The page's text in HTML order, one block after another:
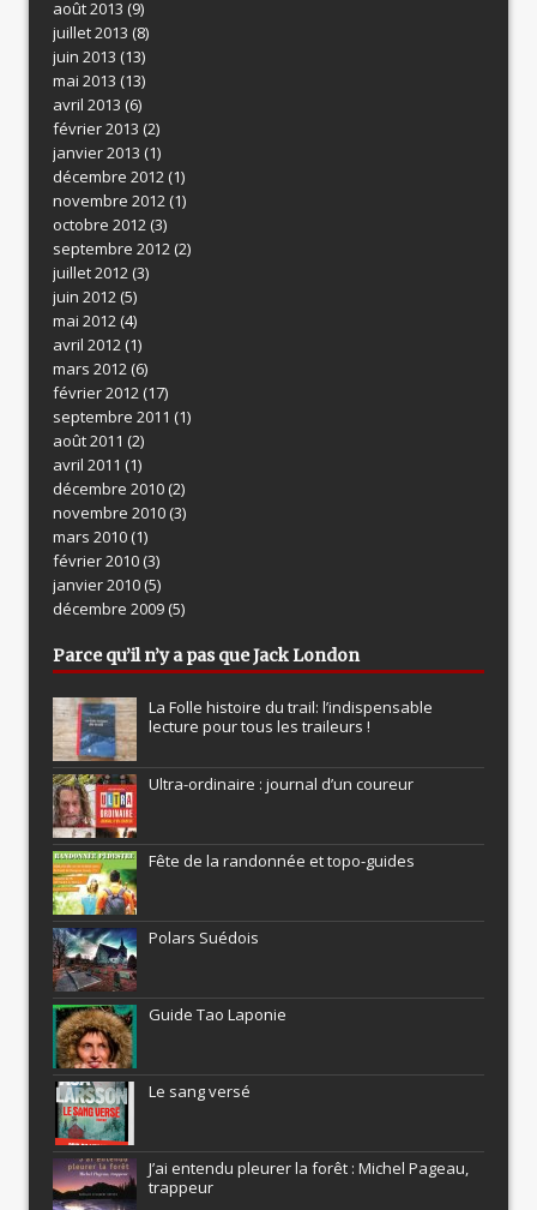
août 2013 (9)
juillet 2013 (8)
juin 2013 (13)
mai 2013 (13)
avril 2013 (6)
février 2013 (2)
janvier 2013 (1)
décembre 2012(1)
novembre 2012(1)
octobre 2012(3)
septembre 2012(2)
juillet 2012(3)
juin 2012(5)
mai 2012(4)
avril 2012(1)
mars 2012(6)
février 2012(17)
septembre 2011 (1)
août 2011 (2)
avril 2011 (1)
décembre 2010(2)
novembre 2010(3)
mars 2010(1)
février 2010(3)
janvier 2010(5)
décembre 2009(5)
Parce qu’il n’y a pas que Jack London
La Folle histoire du trail: l’indispensable
lecture pour tous les traileurs !
Ultra-ordinaire : journal d’un coureur
Fête de la randonnée et topo-guides
Polars Suédois
Guide Tao Laponie
Le sang versé
J’ai entendu pleurer la forêt : Michel Pageau,
trappeur